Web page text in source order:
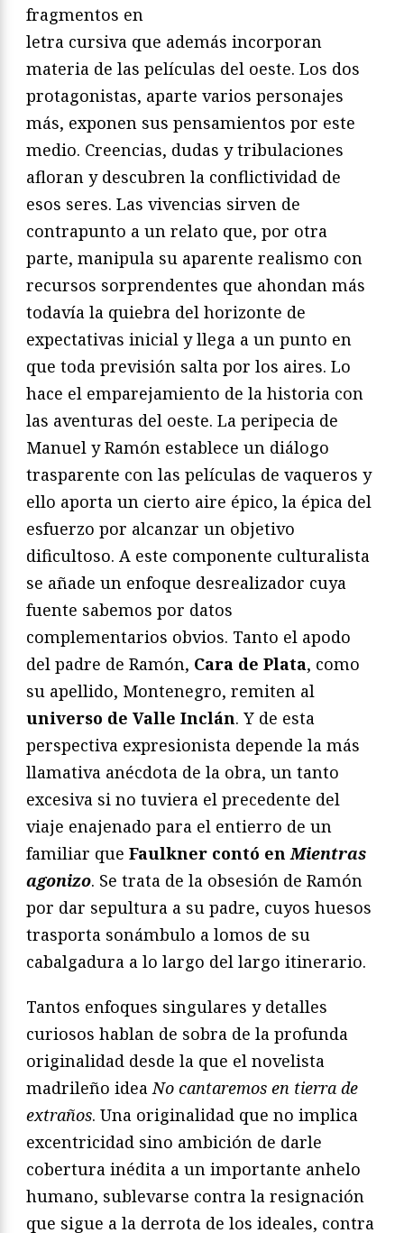
fragmentos en
letra cursiva que además incorporan
materia de las películas del oeste. Los dos
protagonistas, aparte varios personajes
más, exponen sus pensamientos por este
medio. Creencias, dudas y tribulaciones
afloran y descubren la conflictividad de
esos seres. Las vivencias sirven de
contrapunto a un relato que, por otra
parte, manipula su aparente realismo con
recursos sorprendentes que ahondan más
todavía la quiebra del horizonte de
expectativas inicial y llega a un punto en
que toda previsión salta por los aires. Lo
hace el emparejamiento de la historia con
las aventuras del oeste. La peripecia de
Manuel y Ramón establece un diálogo
trasparente con las películas de vaqueros y
ello aporta un cierto aire épico, la épica del
esfuerzo por alcanzar un objetivo
dificultoso. A este componente culturalista
se añade un enfoque desrealizador cuya
fuente sabemos por datos
complementarios obvios. Tanto el apodo
del padre de Ramón, Cara de Plata, como
su apellido, Montenegro, remiten al
universo de Valle Inclán. Y de esta
perspectiva expresionista depende la más
llamativa anécdota de la obra, un tanto
excesiva si no tuviera el precedente del
viaje enajenado para el entierro de un
familiar que Faulkner contó enMientras
agonizo. Se trata de la obsesión de Ramón
por dar sepultura a su padre, cuyos huesos
trasporta sonámbulo a lomos de su
cabalgadura a lo largo del largo itinerario.
Tantos enfoques singulares y detalles
curiosos hablan de sobra de la profunda
originalidad desde la que el novelista
madrileño ideaNo cantaremos en tierra de
extraños. Una originalidad que no implica
excentricidad sino ambición de darle
cobertura inédita a un importante anhelo
humano, sublevarse contra la resignación
que sigue a la derrota de los ideales, contra